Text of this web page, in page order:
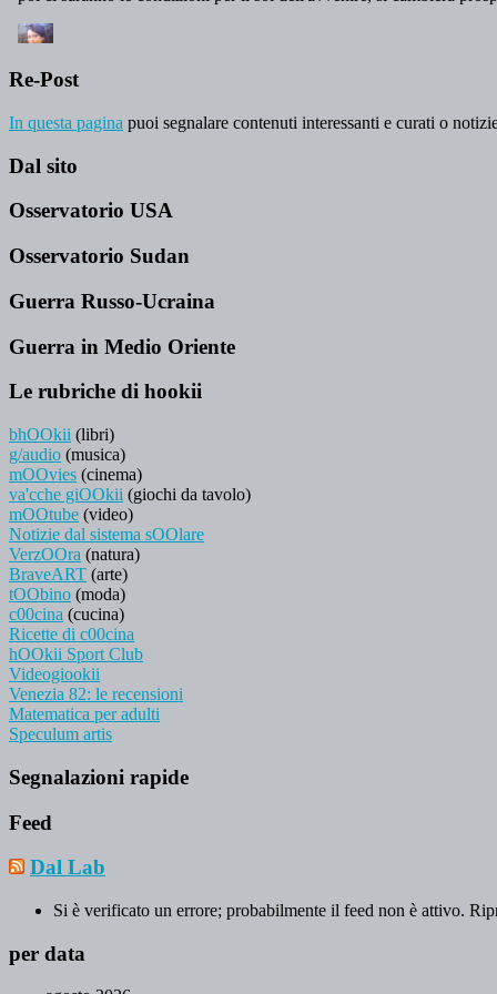
Re-Post
In questa pagina puoi segnalare contenuti interessanti e curati o
Dal sito
Osservatorio USA
Osservatorio Sudan
Guerra Russo-Ucraina
Guerra in Medio Oriente
Le rubriche di hookii
bhOOkii (libri)
g/audio (musica)
mOOvies (cinema)
va'cche giOOkii (giochi da tavolo)
mOOtube (video)
Notizie dal sistema sOOlare
VerzOOra (natura)
BraveART (arte)
tOObino (moda)
c00cina (cucina)
Ricette di c00cina
hOOkii Sport Club
Videogiookii
Venezia 82: le recensioni
Matematica per adulti
Speculum artis
Segnalazioni rapide
Feed
Dal Lab
Si è verificato un errore; probabilmente il feed non è attivo.
per data